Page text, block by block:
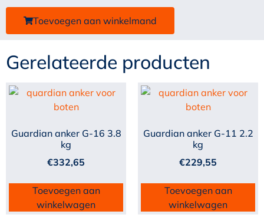
Toevoegen aan winkelmand
Gerelateerde producten
Guardian anker G-16 3.8
kg
€332,65
Toevoegen aan
winkelwagen
Guardian anker G-11 2.2
kg
€229,55
Toevoegen aan
winkelwagen